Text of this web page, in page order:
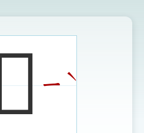
示
圖
ㄧ ˋ